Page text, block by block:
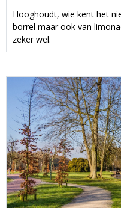
Hooghoudt, wie kent het
borrel maar ook van
zeker wel.